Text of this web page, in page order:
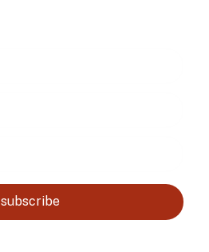
subscribe